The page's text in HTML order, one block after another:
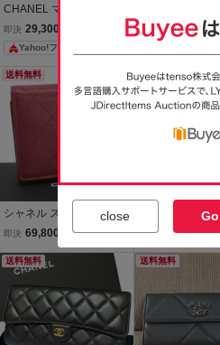
CHANEL マトラッセ ラム
スキン フラップ長財布 ブ
ラック
即決 29,300
Yahoo!フリマ
クラシック スモ
ップ ウォレット
セ 三つ折り財布
スキン（羊革）
系 AP0230 【
即決 77,000円
送料無料
シャネル スモール フラッ
プウォレット 二つ折り財
布 キャビアスキン マトラ
ッセ レザー ピンク ココマ
ーク CHANEL
即決 69,800
(42)【CHANEL
ル★財布 長財布
ディース 19 ロ
プウォレット
ココマーク
現在 87,890円
送料無料 送料無料
close